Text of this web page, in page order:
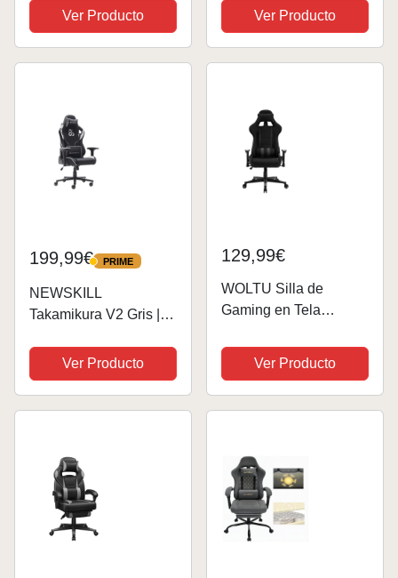
Reposacabezas y
Reposapiés,Silla de
Oficina Ergonómica
Ver Producto
fabric transpirable,
reposabrazos 2D
acolchado, pistón
Ver Producto
199,99€ PRIME
PRIME
NEWSKILL
Takamikura V2 Gris |
Transpirable
Ver Producto
129,99€
WOLTU Silla de
Gaming en Tela
Giratorio de Gaming,
Silla Ergonómica de
Oficina, Silla de Oficina
Reposabrazos...
Ver Producto